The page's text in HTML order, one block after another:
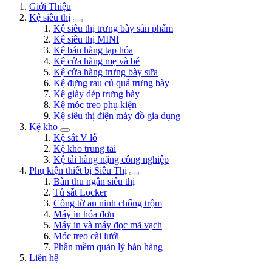
Giới Thiệu
Kệ siêu thị
Kệ siêu thị trưng bày sản phẩm
Kệ siêu thị MINI
Kệ bán hàng tạp hóa
Kệ cửa hàng mẹ và bé
Kệ cửa hàng trưng bày sữa
Kệ đựng rau củ quả trưng bày
Kệ giày dép trưng bày
Kệ móc treo phụ kiện
Kệ siêu thị điện máy đồ gia dụng
Kệ kho
Kệ sắt V lỗ
Kệ kho trung tải
Kệ tải hàng nặng công nghiệp
Phụ kiện thiết bị Siêu Thị
Bàn thu ngân siêu thị
Tủ sắt Locker
Công từ an ninh chống trộm
Máy in hóa đơn
Máy in và máy đọc mã vạch
Móc treo cài lưới
Phần mềm quản lý bán hàng
Liên hệ